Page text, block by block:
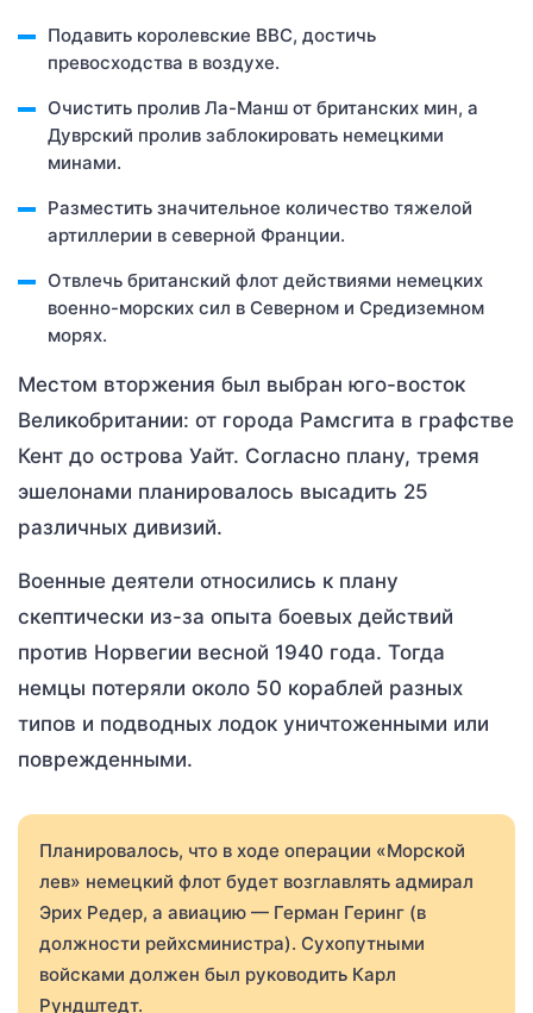
Подавить королевские ВВС, достичь
превосходства в воздухе.
Очистить пролив Ла-Манш от британских мин, а
Дуврский пролив заблокировать немецкими
минами.
Разместить значительное количество тяжелой
артиллерии в северной Франции.
Отвлечь британский флот действиями немецких
военно-морских сил в Северном и Средиземном
морях.
Местом вторжения был выбран юго-восток
Великобритании: от города Рамсгита в графстве
Кент до острова Уайт. Согласно плану, тремя
эшелонами планировалось высадить 25
различных дивизий.
Военные деятели относились к плану
скептически из-за опыта боевых действий
против Норвегии весной 1940 года. Тогда
немцы потеряли около 50 кораблей разных
типов и подводных лодок уничтоженными или
поврежденными.
Планировалось, что в ходе операции «Морской
лев» немецкий флот будет возглавлять адмирал
Эрих Редер, а авиацию — Герман Геринг (в
должности рейхсминистра). Сухопутными
войсками должен был руководить Карл
Рундштедт.